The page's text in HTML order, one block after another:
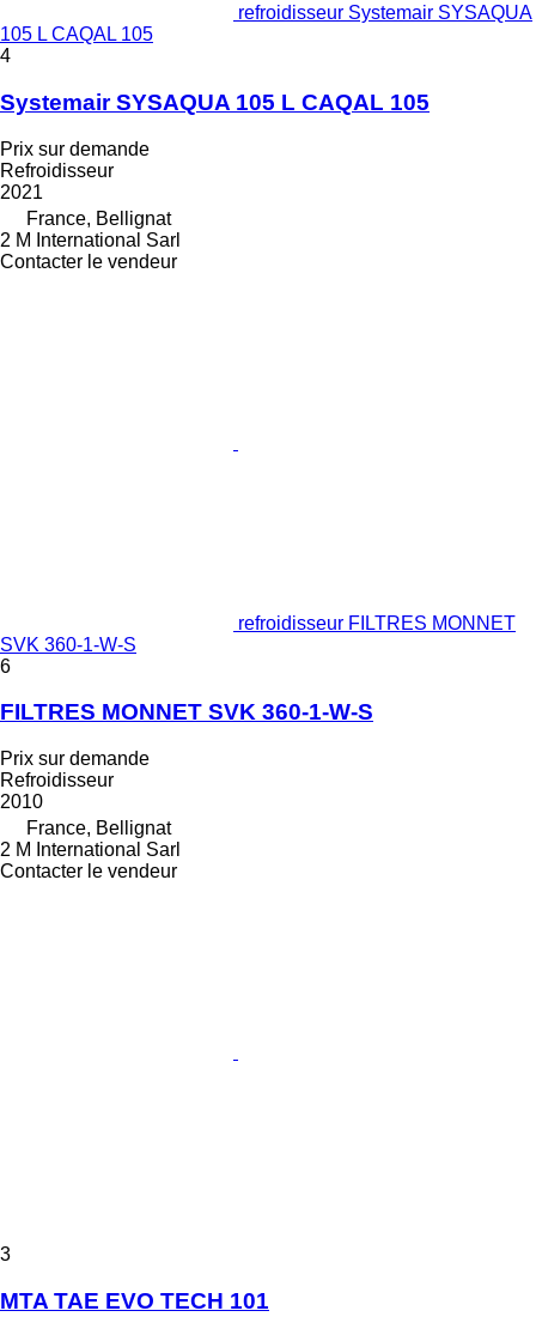
refroidisseur Systemair SYSAQUA
105 L CAQAL 105
4
Systemair SYSAQUA 105 L CAQAL 105
Prix sur demande
Refroidisseur
2021
France, Bellignat
2 M International Sarl
Contacter le vendeur
refroidisseur FILTRES MONNET
SVK 360-1-W-S
6
FILTRES MONNET SVK 360-1-W-S
Prix sur demande
Refroidisseur
2010
France, Bellignat
2 M International Sarl
Contacter le vendeur
3
MTA TAE EVO TECH 101